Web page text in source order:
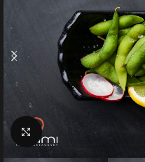
Klik for at forstørre